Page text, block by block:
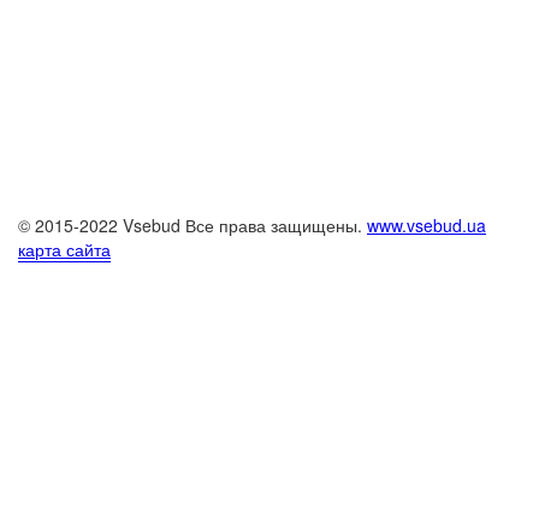
© 2015-2022 Vsebud Все права защищены. www.vsebud.ua
карта сайта